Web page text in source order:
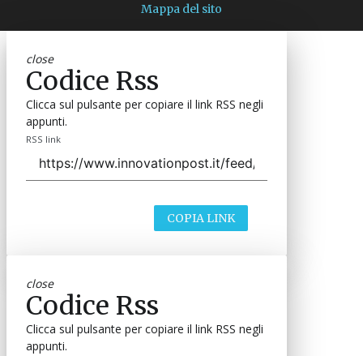
Mappa del sito
close
Codice Rss
Clicca sul pulsante per copiare il link RSS negli
appunti.
RSS link
COPIA LINK
close
Codice Rss
Clicca sul pulsante per copiare il link RSS negli
appunti.